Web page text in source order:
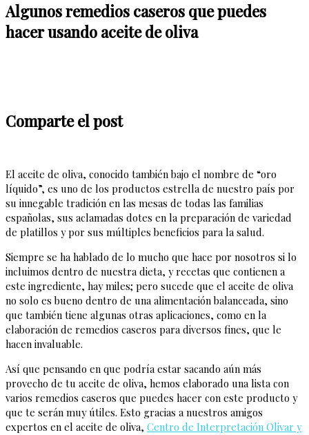
Algunos remedios caseros que puedes
hacer usando aceite de oliva
Comparte el post
El aceite de oliva, conocido también bajo el nombre de “oro
líquido”, es uno de los productos estrella de nuestro país por
su innegable tradición en las mesas de todas las familias
españolas, sus aclamadas dotes en la preparación de variedad
de platillos y por sus múltiples beneficios para la salud.
Siempre se ha hablado de lo mucho que hace por nosotros si lo
incluimos dentro de nuestra dieta, y recetas que contienen a
este ingrediente, hay miles; pero sucede que el aceite de oliva
no solo es bueno dentro de una alimentación balanceada, sino
que también tiene algunas otras aplicaciones, como en la
elaboración de remedios caseros para diversos fines, que le
hacen invaluable.
Así que pensando en que podría estar sacando aún más
provecho de tu aceite de oliva, hemos elaborado una lista con
varios remedios caseros que puedes hacer con este producto y
que te serán muy útiles. Esto gracias a nuestros amigos
expertos en el aceite de oliva, Centro de Interpretación Olivar y